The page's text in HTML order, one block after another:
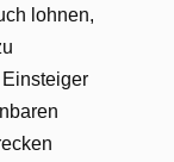
lohnen,